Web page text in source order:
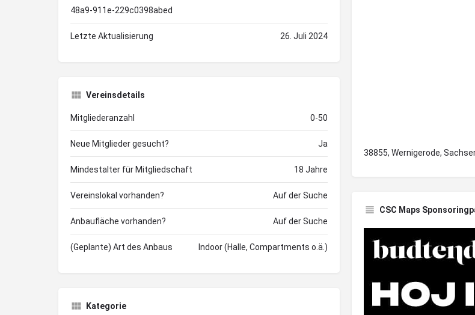
48a9-911e-229c0398abed
Letzte Aktualisierung 26. Juli 2024
Vereinsdetails
Mitgliederanzahl 0-50
Neue Mitglieder gesucht? Ja
Mindestalter für Mitgliedschaft 18 Jahre
Vereinslokal vorhanden? Auf der Suche
Anbaufläche vorhanden? Auf der Suche
(Geplante) Art des Anbaus Indoor (Halle, Compartments o.ä.)
Kategorie
38855, Wernigerode,
CSC Maps